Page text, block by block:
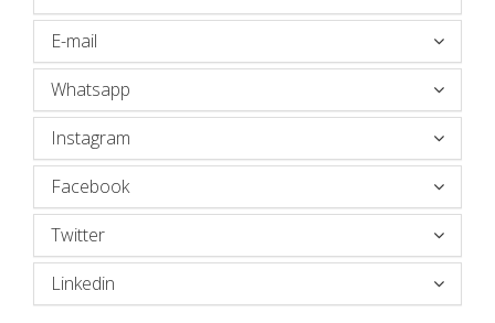
E-mail
Whatsapp
Instagram
Facebook
Twitter
Linkedin